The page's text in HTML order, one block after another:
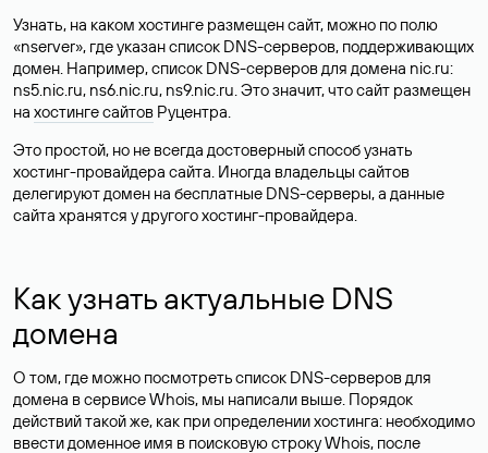
Узнать, на каком хостинге размещен сайт, можно по полю
«nserver», где указан список DNS-серверов, поддерживающих
домен. Например, список DNS-серверов для домена nic.ru:
ns5.nic.ru, ns6.nic.ru, ns9.nic.ru. Это значит, что сайт размещен
на хостинге сайтов Руцентра.
Это простой, но не всегда достоверный способ узнать
хостинг-провайдера сайта. Иногда владельцы сайтов
делегируют домен на бесплатные DNS-серверы, а данные
сайта хранятся у другого хостинг-провайдера.
Как узнать актуальные DNS
домена
О том, где можно посмотреть список DNS-серверов для
домена в сервисе Whois, мы написали выше. Порядок
действий такой же, как при определении хостинга: необходимо
ввести доменное имя в поисковую строку Whois, после